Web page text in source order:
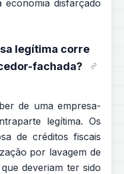
disfarçado
legítima corre
fachada?
de uma empresa-
legítima. Os
de créditos fiscais
por lavagem de
deveriam ter sido